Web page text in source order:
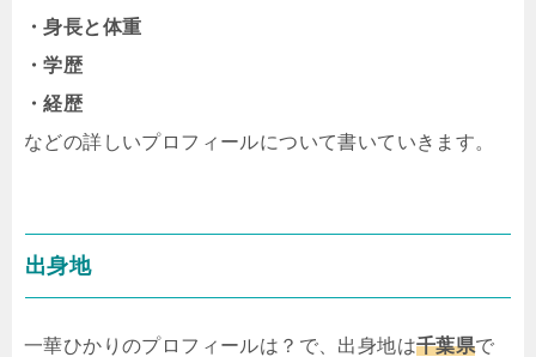
・身長と体重
・学歴
・経歴
などの詳しいプロフィールについて書いていきます。
出身地
一華ひかりのプロフィールは？で、出身地は千葉県で